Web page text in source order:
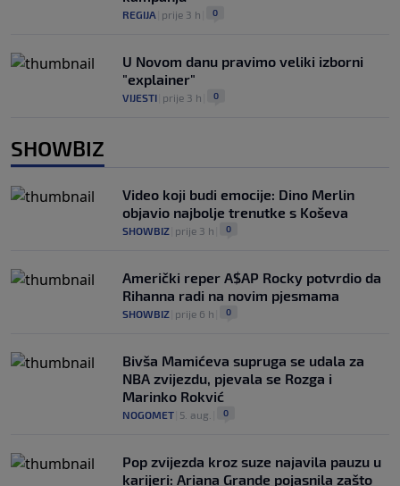
REGIJA prije 3 h 0
U Novom danu pravimo veliki izborni
"explainer"
VIJESTI prije 3 h 0
SHOWBIZ
Video koji budi emocije: Dino Merlin
objavio najbolje trenutke s Koševa
SHOWBIZ prije 3 h 0
Američki reper A$AP Rocky potvrdio da
Rihanna radi na novim pjesmama
SHOWBIZ prije 6 h 0
Bivša Mamićeva supruga se udala za
NBA zvijezdu, pjevala se Rozga i
Marinko Rokvić
NOGOMET 5. aug. 0
Pop zvijezda kroz suze najavila pauzu u
karijeri: Ariana Grande pojasnila zašto